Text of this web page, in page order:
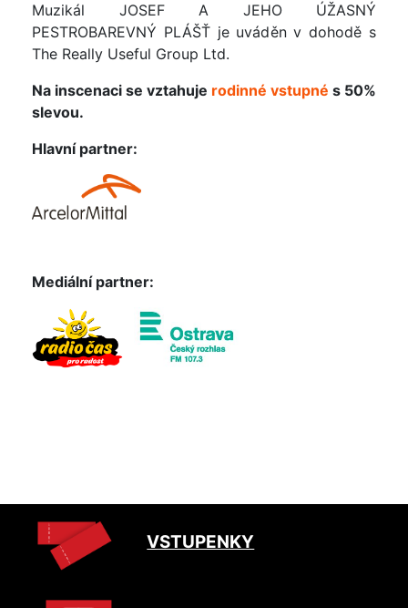
Muzikál JOSEF A JEHO ÚŽASNÝ
PESTROBAREVNÝ PLÁŠŤ je uváděn v dohodě s
The Really Useful Group Ltd.
Na inscenaci se vztahuje rodinné vstupné s 50%
slevou.
Hlavní partner:
Mediální partner:
VSTUPENKY